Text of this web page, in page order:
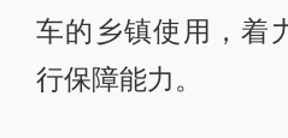
车的乡镇使用，着
行保障能力。